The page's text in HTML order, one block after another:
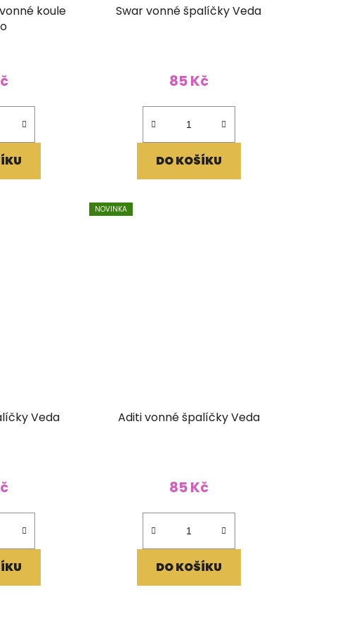
koule
Swar vonné špalíčky Veda
85 Kč
DO KOŠÍKU
Veda
NOVINKA
Aditi vonné špalíčky Veda
85 Kč
DO KOŠÍKU